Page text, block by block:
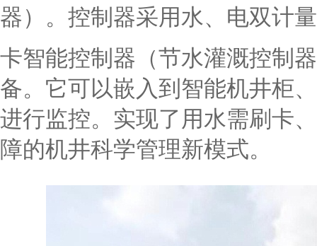
器）。控制器采用水、电双计
卡智能控制器（节水灌溉控制
备。它可以嵌入到智能机井柜
进行监控。实现了用水需刷卡
障的机井科学管理新模式。